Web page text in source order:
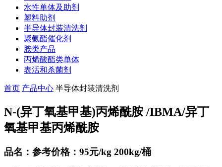
水性单体及助剂
塑料助剂
半导体封装清洗剂
聚氨酯催化剂
胺类产品
丙烯酸酯类单体
表活和杀菌剂
首页 产品中心 半导体封装清洗剂
N-(异丁氧基甲基)丙烯酰胺 /IBMA/异丁
氧基甲基丙烯酰胺
品名：参考价格：95元/kg 200kg/桶